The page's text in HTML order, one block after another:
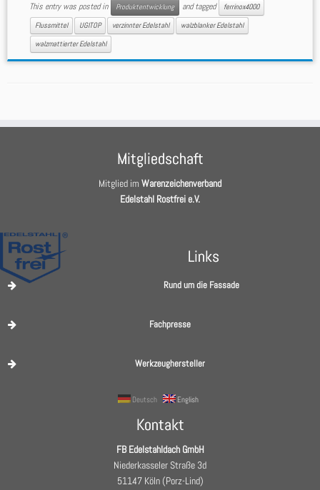
This entry was posted in Produktentwicklung and tagged
ferrinox4000
Flussmittel
UGITOP verzinnter Edelstahl
walzblanker Edelstahl
walzmattierter Edelstahl
Mitgliedschaft
Mitglied im Warenzeichenverband
Edelstahl Rostfrei e.V.
Links
Rund um die Fassade
Fachpresse
Werkzeughersteller
Deutsch English
Kontakt
FB Edelstahldach GmbH
Niederkasseler Straße 3d
51147 Köln (Porz-Lind)